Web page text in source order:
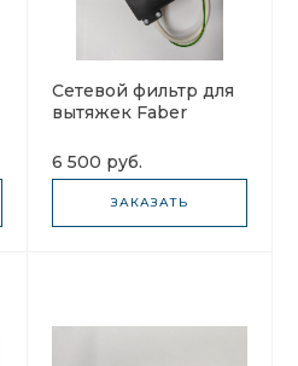
Сетевой фильтр для
вытяжек Faber
6 500 руб.
ЗАКАЗАТЬ